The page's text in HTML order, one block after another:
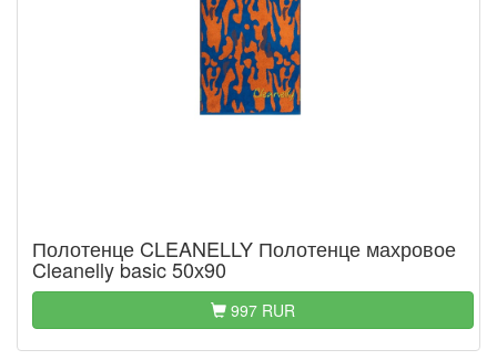
Полотенце CLEANELLY Полотенце махровое
Cleanelly basic 50х90
997 RUR